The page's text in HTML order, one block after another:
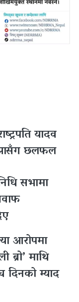
यादव
झासँग छलफल
सभामा
आरोपमा
ब्रो’ माथि
दिनको म्याद